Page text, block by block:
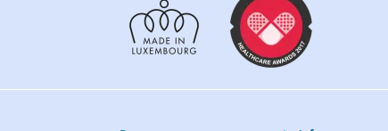
- Protocol integrative psychiatry - Esco
MAIN CLINICAL STUDIES
- Borderline Personality Disorder and associated